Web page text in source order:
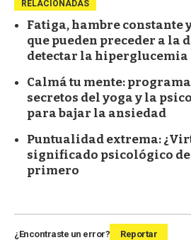
RELACIONADAS
Fatiga, hambre constante
que pueden preceder a la
detectar la hiperglucemia
Calmá tu mente:
secretos del yoga y la
para bajar la ansiedad
Puntualidad extrema:
significado psicológico
primero
¿Encontraste un error? Reportar